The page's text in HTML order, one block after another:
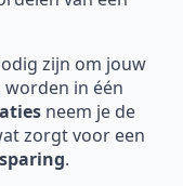
zijn om jouw
in één
neem je de
zorgt voor een
.